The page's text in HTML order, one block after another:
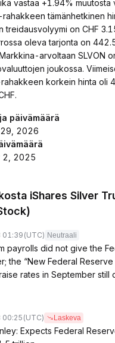
vastaa +1.94% muutosta
rahakkeen tämänhetkinen
treidausvolyymi on CHF
oleva tarjonta on
arvoltaan SLVON
joukossa.
korkein hinta oli
päivämäärä
29, 2026
2, 2025
iShares Silver
(UTC) Neutraali
payrolls did not give the
the “New Federal
rates in September still
(UTC) Laskeva
Expects Federal